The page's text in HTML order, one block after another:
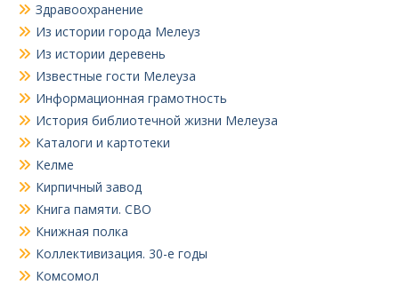
Здравоохранение
Из истории города Мелеуз
Из истории деревень
Известные гости Мелеуза
Информационная грамотность
История библиотечной жизни Мелеуза
Каталоги и картотеки
Келме
Кирпичный завод
Книга памяти. СВО
Книжная полка
Коллективизация. 30-е годы
Комсомол